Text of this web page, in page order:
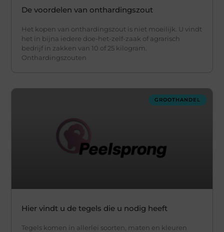
De voordelen van onthardingszout
Het kopen van onthardingszout is niet moeilijk. U vindt
het in bijna iedere doe-het-zelf-zaak of agrarisch
bedrijf in zakken van 10 of 25 kilogram.
Onthardingszouten
GROOTHANDEL
Hier vindt u de tegels die u nodig heeft
Tegels komen in allerlei soorten, maten en kleuren